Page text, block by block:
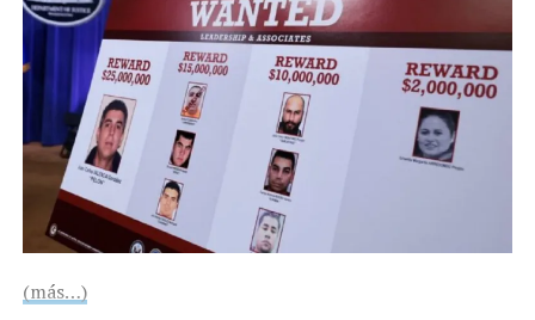
DON'T MISS
Papa Francisco en estado crítico: sufre crisis
respiratoria
(más…)